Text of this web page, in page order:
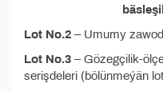
Lot No.2 – Umumy
Lot No.3 – Gözegçilik-
serişdeleri (bölünmeýän